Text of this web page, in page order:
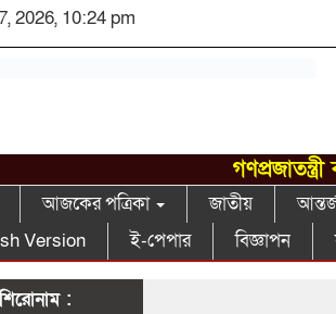
2026, 10:24 pm
আজকের পত্রিকা জাতীয়
Version
ই-পেপার বিজ্ঞাপন
: